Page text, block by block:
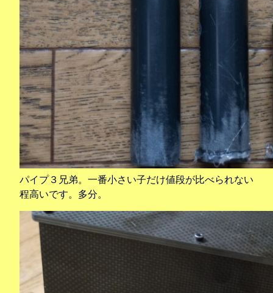
パイプ３兄弟。一番小さい子だけ値段が比べられない
程高いです。多分。